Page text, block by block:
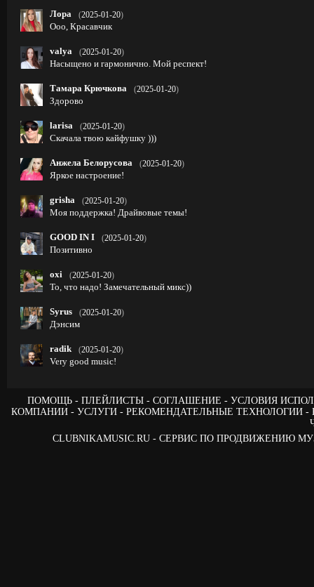
Лора (2025-01-20)
Ооо, Красавчик
valya (2025-01-20)
Насыщено и гармонично. Мой респект!
Тамара Крючкова (2025-01-20)
Здорово
larisa (2025-01-20)
Скачала твою кайфушку )))
Анжела Белорусова (2025-01-20)
Яркое настроение!
grisha (2025-01-20)
Моя поддержка! Драйвовые темы!
GOOD IN I (2025-01-20)
Позитивно
oxi (2025-01-20)
То, что надо! Замечательный микс))
Syrus (2025-01-20)
Дэнсим
radik (2025-01-20)
Very good music!
ПОМОЩЬ ПЛЕЙЛИСТЫ СОГЛАШЕНИЕ
УСЛОВИЯ
КОМПАНИИ
УСЛУГИ РЕКОМЕНДАТЕЛЬНЫЕ ТЕХНОЛОГИИ
CLUBNIKAMUSIC.RU - СЕРВИС ПО ПРОДВИЖЕНИЮ